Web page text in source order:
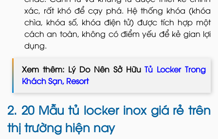
xác, rất khó để cạy phá. Hệ thống khóa (khóa
chìa, khóa số, khóa điện tử) được tích hợp một
cách an toàn, không có điểm yếu để kẻ gian lợi
dụng.
Xem thêm: Lý Do Nên Sở HữuTủ Locker Trong
Khách Sạn, Resort
2. 20 Mẫu tủ locker inox giá rẻ trên
thị trường hiện nay